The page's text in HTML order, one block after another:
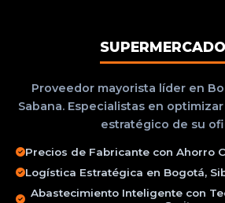
Proveedor mayorista líder en
Sabana. Especialistas en
estratégico de su
Precios de Fabricante con Ahorro
Logística Estratégica en Bogotá,
Abastecimiento Inteligente con